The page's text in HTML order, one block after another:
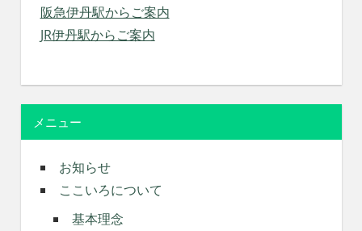
阪急伊丹駅からご案内
JR伊丹駅からご案内
メニュー
お知らせ
ここいろについて
基本理念